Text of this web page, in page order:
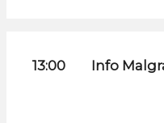
13:00 Info